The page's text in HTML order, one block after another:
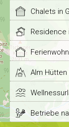
Chalets in
Residence
Alm Hütten
Betriebe